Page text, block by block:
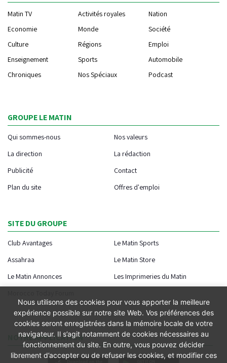
Matin TV Activités royales
Nation
Economie
Monde
Société
Culture
Régions
Emploi
Enseignement
Sports
Automobile
Chroniques
Nos Spéciaux Podcast
GROUPE LE MATIN
Qui sommes-nous
Nos valeurs
La direction
La rédaction
Publicité
Contact
Plan du site
Offres d'emploi
SITE DU GROUPE
Club Avantages
Le Matin Sports
Assahraa
Le Matin Store
Le Matin Annonces
Les Imprimeries du Matin
NOTRE APPLICATION
Nous utilisons des cookies pour vous apporter la meilleure
expérience possible sur notre site Web. Vos préférences des
cookies seront enregistrées dans la mémoire locale de votre
navigateur. Il s’agit notamment de cookies nécessaires au
fonctionnement du site. En outre, vous pouvez décider
librement d’accepter ou de refuser les cookies, et modifier ces